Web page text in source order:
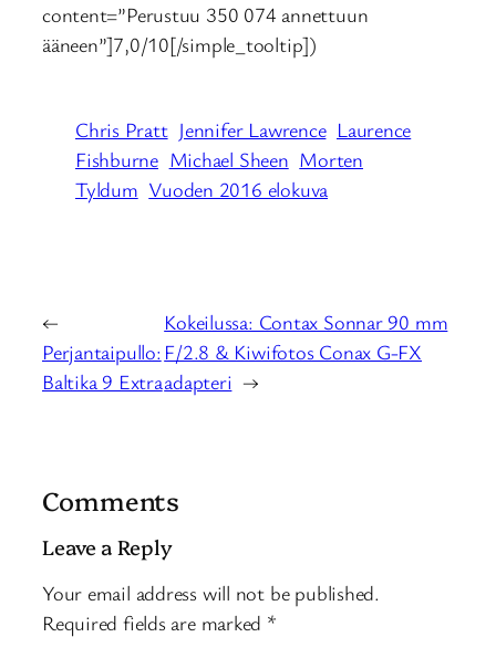
content=”Perustuu 350 074 annettuun
ääneen”]7,0/10[/simple_tooltip])
Chris Pratt Jennifer Lawrence Laurence
Fishburne Michael Sheen Morten
Tyldum Vuoden 2016 elokuva
←
Perjantaipullo:
Baltika 9 Extra
Kokeilussa: Contax Sonnar 90 mm
F/2.8 & Kiwifotos Conax G-FX
adapteri →
Comments
Leave a Reply
Your email address will not be published.
Required fields are marked *